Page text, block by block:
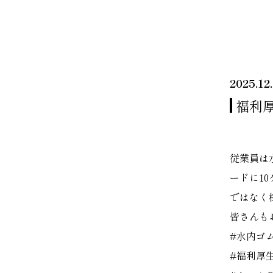
福利
従業員は
ードに
ではなく
皆さんも
#水内ゴ
#福利厚